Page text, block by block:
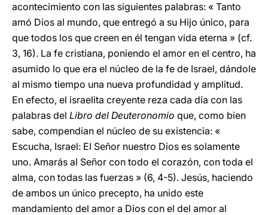
acontecimiento con las siguientes palabras: « Tanto
amó Dios al mundo, que entregó a su Hijo único, para
que todos los que creen en él tengan vida eterna » (cf.
3, 16). La fe cristiana, poniendo el amor en el centro, ha
asumido lo que era el núcleo de la fe de Israel, dándole
al mismo tiempo una nueva profundidad y amplitud.
En efecto, el israelita creyente reza cada día con las
palabras del Libro del Deuteronomio que, como bien
sabe, compendian el núcleo de su existencia: «
Escucha, Israel: El Señor nuestro Dios es solamente
uno. Amarás al Señor con todo el corazón, con toda el
alma, con todas las fuerzas » (6, 4-5). Jesús, haciendo
de ambos un único precepto, ha unido este
mandamiento del amor a Dios con el del amor al